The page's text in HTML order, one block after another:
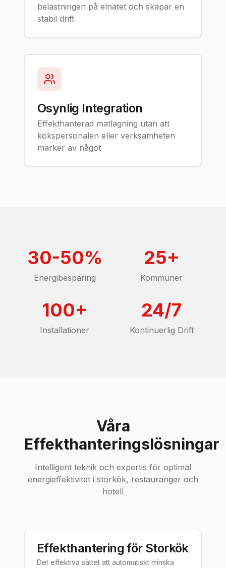
belastningen på elnätet och skapar en
stabil drift
Osynlig Integration
Effekthanterad matlagning utan att
kökspersonalen eller verksamheten
märker av något
30-50%
Energibesparing
25+
Kommuner
100+
Installationer
24/7
Kontinuerlig Drift
Våra
Effekthanteringslösningar
Intelligent teknik och expertis för optimal
energieffektivitet i storkök, restauranger och
hotell
Effekthantering för Storkök
Det effektiva sättet att automatiskt minska